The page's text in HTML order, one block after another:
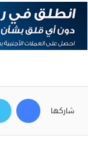
شاركها